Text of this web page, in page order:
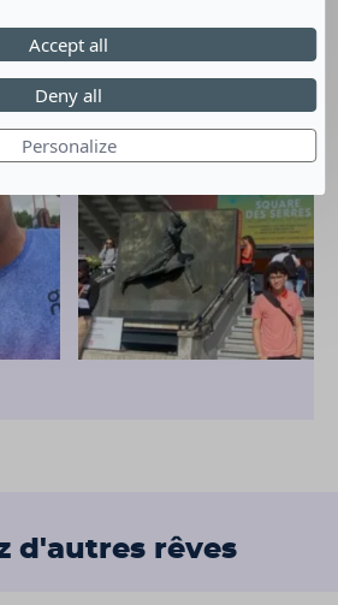
d'autres rêves
Personalize
Deny all
Accept all